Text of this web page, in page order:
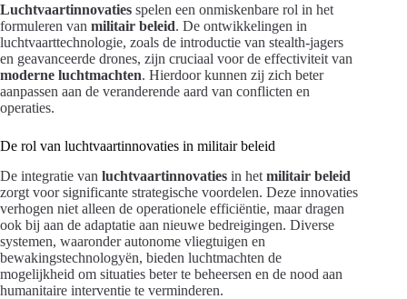
Luchtvaartinnovaties spelen een onmiskenbare rol in het
formuleren van militair beleid. De ontwikkelingen in
luchtvaarttechnologie, zoals de introductie van stealth-jagers
en geavanceerde drones, zijn cruciaal voor de effectiviteit van
moderne luchtmachten. Hierdoor kunnen zij zich beter
aanpassen aan de veranderende aard van conflicten en
operaties.
De rol van luchtvaartinnovaties in militair beleid
De integratie van luchtvaartinnovaties in het militair beleid
zorgt voor significante strategische voordelen. Deze innovaties
verhogen niet alleen de operationele efficiëntie, maar dragen
ook bij aan de adaptatie aan nieuwe bedreigingen. Diverse
systemen, waaronder autonome vliegtuigen en
bewakingstechnologyën, bieden luchtmachten de
mogelijkheid om situaties beter te beheersen en de nood aan
humanitaire interventie te verminderen.